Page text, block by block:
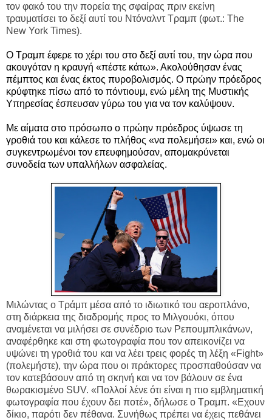
τον φακό του την πορεία της σφαίρας πριν εκείνη
τραυματίσει το δεξί αυτί του Ντόναλντ Τραμπ (φωτ.: The
New York Times).
Ο Τραμπ έφερε το χέρι του στο δεξί αυτί του, την ώρα που
ακουγόταν η κραυγή «πέστε κάτω». Ακολούθησαν ένας
πέμπτος και ένας έκτος πυροβολισμός. Ο πρώην πρόεδρος
κρύφτηκε πίσω από το πόντιουμ, ενώ μέλη της Μυστικής
Υπηρεσίας έσπευσαν γύρω του για να τον καλύψουν.
Με αίματα στο πρόσωπο ο πρώην πρόεδρος ύψωσε τη
γροθιά του και κάλεσε το πλήθος «να πολεμήσει» και, ενώ οι
συγκεντρωμένοι τον επευφημούσαν, απομακρύνεται
συνοδεία των υπαλλήλων ασφαλείας.
Μιλώντας ο Τράμπ μέσα από το ιδιωτικό του αεροπλάνο,
στη διάρκεια της διαδρομής προς το Μιλγουόκι, όπου
αναμένεται να μιλήσει σε συνέδριο των Ρεπουμπλικάνων,
αναφέρθηκε και στη φωτογραφία που τον απεικονίζει να
υψώνει τη γροθιά του και να λέει τρεις φορές τη λέξη «Fight»
(πολεμήστε), την ώρα που οι πράκτορες προσπαθούσαν να
τον κατεβάσουν από τη σκηνή και να τον βάλουν σε ένα
θωρακισμένο SUV. «Πολλοί λένε ότι είναι η πιο εμβληματική
φωτογραφία που έχουν δει ποτέ», δήλωσε ο Τραμπ. «Eχουν
δίκιο, παρότι δεν πέθανα. Συνήθως πρέπει να έχεις πεθάνει